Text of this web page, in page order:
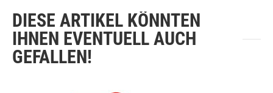
DIESE ARTIKEL KÖNNTEN
IHNEN EVENTUELL AUCH
GEFALLEN!